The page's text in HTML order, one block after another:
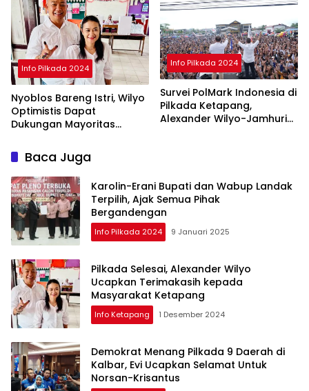
Info Pilkada 2024
Nyoblos Bareng Istri, Wilyo
Optimistis Dapat
Dukungan Mayoritas
Info Pilkada 2024
Survei PolMark Indonesia di
Pilkada Ketapang,
Alexander Wilyo-Jamhuri
Baca Juga
Karolin-Erani Bupati dan Wabup Landak
Terpilih, Ajak Semua Pihak
Bergandengan
Info Pilkada 2024 9 Januari 2025
Pilkada Selesai, Alexander Wilyo
Ucapkan Terimakasih kepada
Masyarakat Ketapang
Info Ketapang 1 Desember 2024
Demokrat Menang Pilkada 9 Daerah di
Kalbar, Evi Ucapkan Selamat Untuk
Norsan-Krisantus